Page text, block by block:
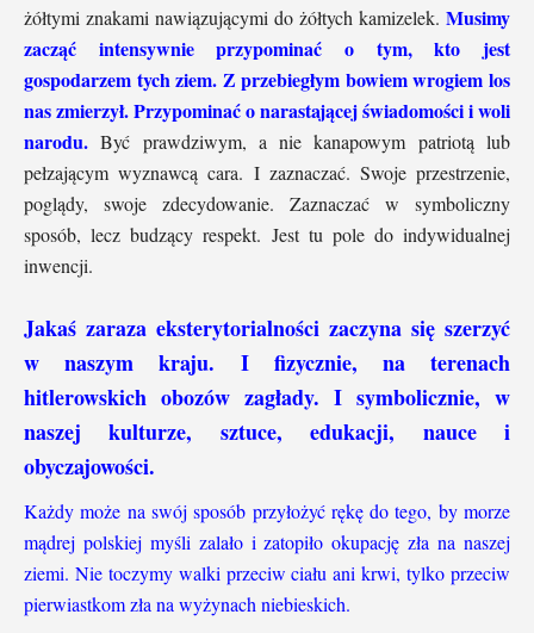
żółtymi znakami nawiązującymi do żółtych kamizelek. Musimy
zacząć intensywnie przypominać o tym, kto jest
gospodarzem tych ziem. Z przebiegłym bowiem wrogiem los
nas zmierzył. Przypominać o narastającej świadomości i woli
narodu. Być prawdziwym, a nie kanapowym patriotą lub
pełzającym wyznawcą cara. I zaznaczać. Swoje przestrzenie,
poglądy, swoje zdecydowanie. Zaznaczać w symboliczny
sposób, lecz budzący respekt. Jest tu pole do indywidualnej
inwencji.
Jakaś zaraza eksterytorialności zaczyna się szerzyć
w naszym kraju. I fizycznie, na terenach
hitlerowskich obozów zagłady. I symbolicznie, w
naszej kulturze, sztuce, edukacji, nauce i
obyczajowości.
Każdy może na swój sposób przyłożyć rękę do tego, by morze
mądrej polskiej myśli zalało i zatopiło okupację zła na naszej
ziemi. Nie toczymy walki przeciw ciału ani krwi, tylko przeciw
pierwiastkom zła na wyżynach niebieskich.